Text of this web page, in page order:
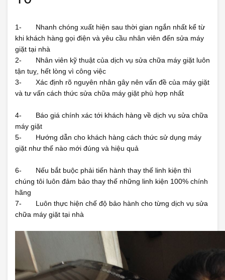
1- Nhanh chóng xuất hiện sau thời gian ngắn nhất kể từ
khi khách hàng gọi điện và yêu cầu nhân viên đến sửa máy
giặt tại nhà
2- Nhân viên kỹ thuật của dịch vụ sửa chữa máy giặt luôn
tận tuỵ, hết lòng vì công việc
3- Xác định rõ nguyên nhân gây nên vấn đề của máy giặt
và tư vấn cách thức sửa chữa máy giặt phù hợp nhất
4- Báo giá chính xác tới khách hàng về dịch vụ sửa chữa
máy giặt
5- Hướng dẫn cho khách hàng cách thức sử dụng máy
giặt như thế nào mới đúng và hiệu quả
6- Nếu bắt buộc phải tiến hành thay thế linh kiện thì
chúng tôi luôn đảm bảo thay thế những linh kiện 100% chính
hãng
7- Luôn thực hiện chế độ bảo hành cho từng dịch vụ sửa
chữa máy giặt tại nhà